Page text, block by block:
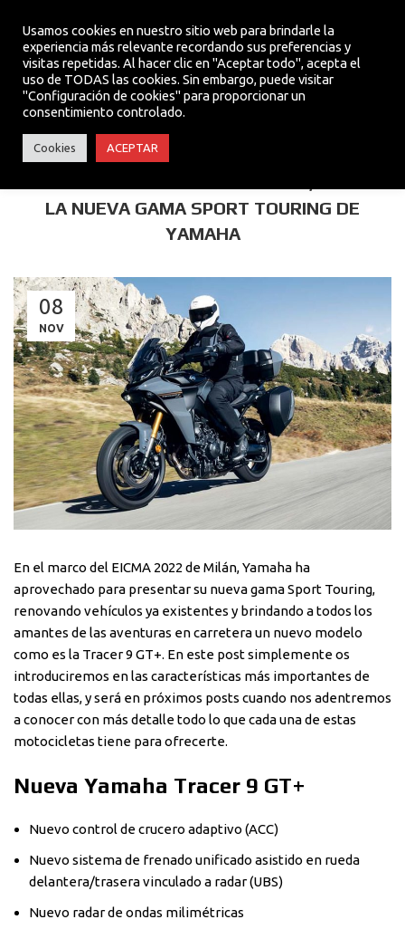
MENU
LA NUEVA GAMA SPORT TOURING DE
YAMAHA
08
NOV
En el marco del EICMA 2022 de Milán, Yamaha ha
aprovechado para presentar su nueva gama Sport Touring,
renovando vehículos ya existentes y brindando a todos los
amantes de las aventuras en carretera un nuevo modelo
como es la Tracer 9 GT+. En este post simplemente os
introduciremos en las características más importantes de
todas ellas, y será en próximos posts cuando nos adentremos
a conocer con más detalle todo lo que cada una de estas
motocicletas tiene para ofrecerte.
Nueva Yamaha Tracer 9 GT+
Nuevo control de crucero adaptivo (ACC)
Nuevo sistema de frenado unificado asistido en rueda
delantera/trasera vinculado a radar (UBS)
Nuevo radar de ondas milimétricas
Usamos cookies en nuestro sitio web para brindarle la
experiencia más relevante recordando sus preferencias y
visitas repetidas. Al hacer clic en "Aceptar todo", acepta el
uso de TODAS las cookies. Sin embargo, puede visitar
"Configuración de cookies" para proporcionar un
consentimiento controlado.
Cookies ACEPTAR